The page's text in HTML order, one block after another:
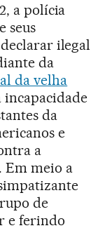
a polícia
seus
ilegal
da
da velha
incapacidade
da
e
a
Em meio a
de
e ferindo